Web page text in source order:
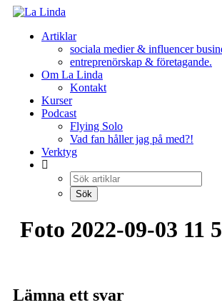
Hoppa
innehåll Artiklar
sociala medier & influencer
entreprenörskap & företagande.
Om La Linda
Kontakt
Kurser
Podcast
Flying Solo
Vad fan håller jag på med?!
Verktyg
Foto 2022-09-03 11
Lämna ett svar